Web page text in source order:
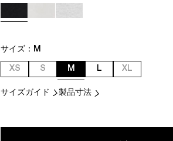
サイズ： M
XS S M L XL
サイズガイド 製品寸法